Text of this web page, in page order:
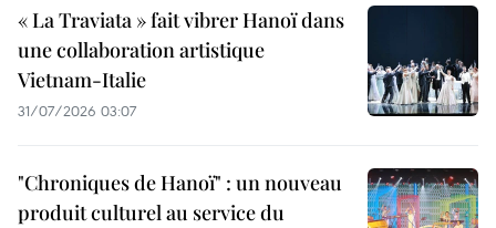
« La Traviata » fait vibrer Hanoï dans
une collaboration artistique
Vietnam-Italie
31/07/2026 03:07
"Chroniques de Hanoï" : un nouveau
produit culturel au service du